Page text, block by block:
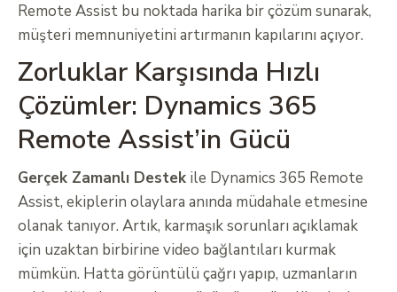
Remote Assist bu noktada harika bir çözüm sunarak,
müşteri memnuniyetini artırmanın kapılarını açıyor.
Zorluklar Karşısında Hızlı
Çözümler: Dynamics 365
Remote Assist’in Gücü
Gerçek Zamanlı Destek ile Dynamics 365 Remote
Assist, ekiplerin olaylara anında müdahale etmesine
olanak tanıyor. Artık, karmaşık sorunları açıklamak
için uzaktan birbirine video bağlantıları kurmak
mümkün. Hatta görüntülü çağrı yapıp, uzmanların